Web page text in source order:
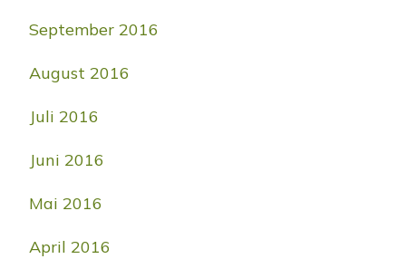
September 2016
August 2016
Juli 2016
Juni 2016
Mai 2016
April 2016